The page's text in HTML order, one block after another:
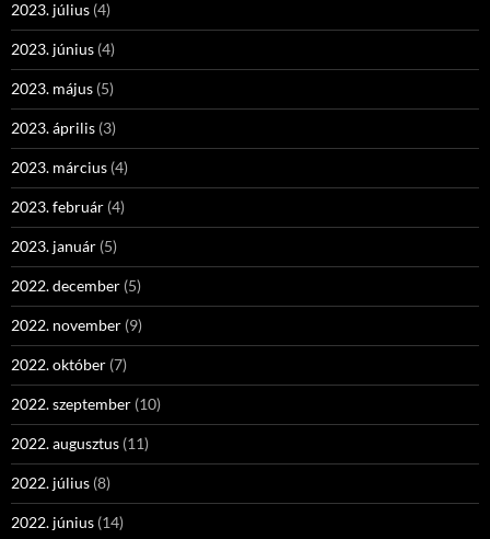
2023. július (4)
2023. június (4)
2023. május (5)
2023. április (3)
2023. március (4)
2023. február (4)
2023. január (5)
2022. december (5)
2022. november (9)
2022. október (7)
2022. szeptember (10)
2022. augusztus (11)
2022. július (8)
2022. június (14)